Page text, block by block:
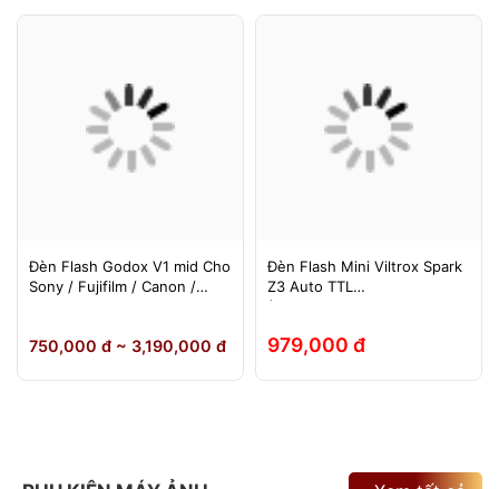
Đèn Flash Godox V1 mid Cho
Sony / Fujifilm / Canon /
750,000 đ ~ 3,190,000 đ
Đèn Flash Mini Viltrox Spark
Z3 Auto TTL
(Fuji/Sony/Canon/Nikon)
979,000 đ